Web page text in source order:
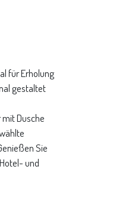
für Erholung
gestaltet
Dusche
Sie
und